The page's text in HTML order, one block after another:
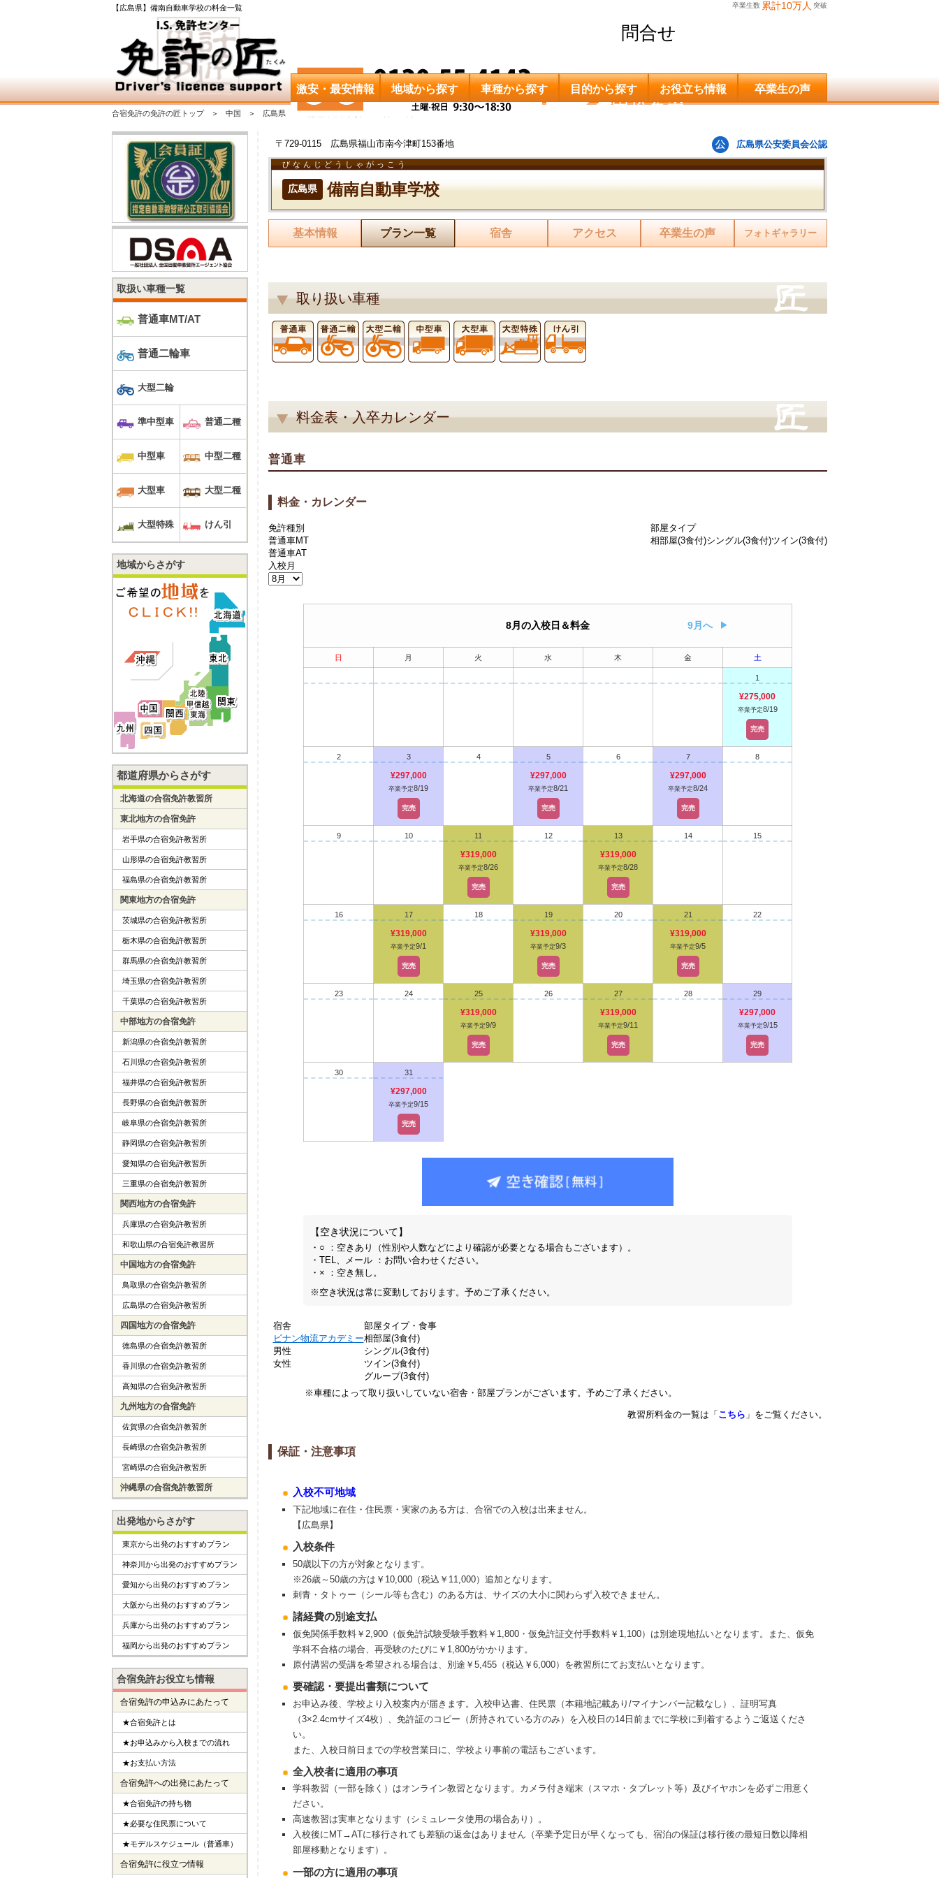
【広島県】備南自動車学校の料金一覧 卒業生数 累計10万人 突破
問合せ
申込希望
激安・最安情報 地域から探す 車種から探す 目的から探す お役立ち情報 卒業生の声
合宿免許の免許の匠トップ 中国 広島県 備南自動車学校 料金一覧
〒729-0115 広島県福山市南今津町153番地 広島県公安委員会公認
広島県 備南自動車学校
びなんじどうしゃがっこう
基本情報 プラン一覧 宿舎 アクセス 卒業生の声 フォトギャラリー
取り扱い車種
料金表・入卒カレンダー
普通車
料金・カレンダー
免許種別
普通車MT
普通車AT
入校月
部屋タイプ
相部屋(3食付)シングル(3食付)ツイン(3食付)
8月の入校日＆料金 9月へ
日 月 火 水 木 金 土
1
¥275,000
卒業予定8/19
完売
2 3
¥297,000
卒業予定8/19
完売
4 5
¥297,000
卒業予定8/21
完売
6 7
¥297,000
卒業予定8/24
完売
8
9 10 11
¥319,000
卒業予定8/26
完売
12 13
¥319,000
卒業予定8/28
完売
14 15
16 17
¥319,000
卒業予定9/1
完売
18 19
¥319,000
卒業予定9/3
完売
20 21
¥319,000
卒業予定9/5
完売
22
23 24 25
¥319,000
卒業予定9/9
完売
26 27
¥319,000
卒業予定9/11
完売
28 29
¥297,000
卒業予定9/15
完売
30 31
¥297,000
卒業予定9/15
完売
【空き状況について】
・○ ：空きあり（性別や人数などにより確認が必要となる場合もございます）。
・TEL、メール ：お問い合わせください。
・× ：空き無し。
※空き状況は常に変動しております。予めご了承ください。
宿舎
部屋タイプ・食事
ビナン物流アカデミー
男性
女性
相部屋(3食付)
シングル(3食付)
ツイン(3食付)
グループ(3食付)
※車種によって取り扱いしていない宿舎・部屋プランがございます。予めご了承ください。
教習所料金の一覧は「 こちら 」をご覧ください。
保証・注意事項
入校不可地域
下記地域に在住・住民票・実家のある方は、合宿での入校は出来ません。
【広島県】
入校条件
50歳以下の方が対象となります。
※26歳～50歳の方は￥10,000（税込￥11,000）追加となります。
刺青・タトゥー（シール等も含む）のある方は、サイズの大小に関わらず入校できません。
諸経費の別途支払
仮免関係手数料￥2,900（仮免許試験受験手数料￥1,800・仮免許証交付手数料￥1,100）は別途現地払いとなります。また、仮免
学科不合格の場合、再受験のたびに￥1,800がかかります。
原付講習の受講を希望される場合は、別途￥5,455（税込￥6,000）を教習所にてお支払いとなります。
要確認・要提出書類について
お申込み後、学校より入校案内が届きます。入校申込書、住民票（本籍地記載あり/マイナンバー記載なし）、証明写真
（3×2.4cmサイズ4枚）、免許証のコピー（所持されている方のみ）を入校日の14日前までに学校に到着するようご返送くださ
い。
また、入校日前日までの学校営業日に、学校より事前の電話もございます。
全入校者に適用の事項
学科教習（一部を除く）はオンライン教習となります。カメラ付き端末（スマホ・タブレット等）及びイヤホンを必ずご用意く
ださい。
高速教習は実車となります（シミュレータ使用の場合あり）。
入校後にMT→ATに移行されても差額の返金はありません（卒業予定日が早くなっても、宿泊の保証は移行後の最短日数以降相
部屋移動となります）。
⼀部の方に適用の事項
取扱い車種一覧
普通車MT/AT
普通二輪車
大型二輪
準中型車 普通二種
中型車 中型二種
大型車 大型二種
大型特殊 けん引
地域からさがす
都道府県からさがす
北海道の合宿免許教習所
東北地方の合宿免許
岩手県の合宿免許教習所
山形県の合宿免許教習所
福島県の合宿免許教習所
関東地方の合宿免許
茨城県の合宿免許教習所
栃木県の合宿免許教習所
群馬県の合宿免許教習所
埼玉県の合宿免許教習所
千葉県の合宿免許教習所
中部地方の合宿免許
新潟県の合宿免許教習所
石川県の合宿免許教習所
福井県の合宿免許教習所
長野県の合宿免許教習所
岐阜県の合宿免許教習所
静岡県の合宿免許教習所
愛知県の合宿免許教習所
三重県の合宿免許教習所
関西地方の合宿免許
兵庫県の合宿免許教習所
和歌山県の合宿免許教習所
中国地方の合宿免許
鳥取県の合宿免許教習所
広島県の合宿免許教習所
四国地方の合宿免許
徳島県の合宿免許教習所
香川県の合宿免許教習所
高知県の合宿免許教習所
九州地方の合宿免許
佐賀県の合宿免許教習所
長崎県の合宿免許教習所
宮崎県の合宿免許教習所
沖縄県の合宿免許教習所
出発地からさがす
東京から出発のおすすめプラン
神奈川から出発のおすすめプラン
愛知から出発のおすすめプラン
大阪から出発のおすすめプラン
兵庫から出発のおすすめプラン
福岡から出発のおすすめプラン
合宿免許お役立ち情報
合宿免許の申込みにあたって
★合宿免許とは
★お申込みから入校までの流れ
★お支払い方法
合宿免許への出発にあたって
★合宿免許の持ち物
★必要な住民票について
★モデルスケジュール（普通車）
合宿免許に役立つ情報